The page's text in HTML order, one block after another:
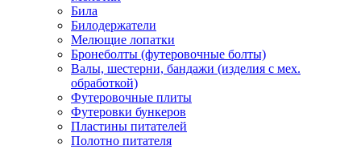
Била
Билодержатели
Мелющие лопатки
Бронеболты (футеровочные болты)
Валы, шестерни, бандажи (изделия с мех.
обработкой)
Футеровочные плиты
Футеровки бункеров
Пластины питателей
Полотно питателя